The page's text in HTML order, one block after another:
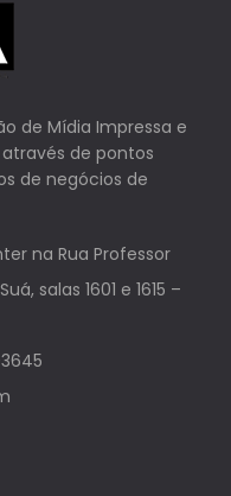
de Mídia Impressa e
de pontos
de negócios de
na Rua Professor
salas 1601 e 1615 –